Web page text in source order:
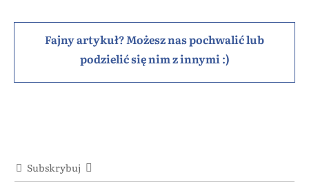
Fajny artykuł? Możesz nas pochwalić lub
podzielić się nim z innymi :)
Subskrybuj